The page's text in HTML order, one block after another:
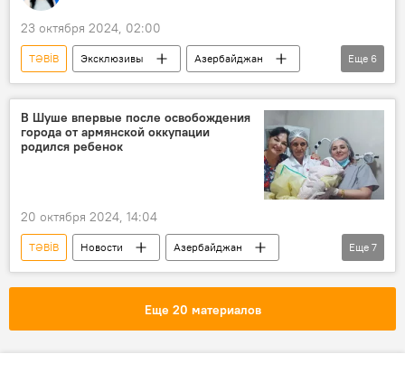
23 октября 2024, 02:00
TƏBİB Эксклюзивы
Азербайджан
Общество
снос домов
снос зданий
Баку
Ясамальский район
Пострадавшие
Еще 6
В Шуше впервые после освобождения
города от армянской оккупации
родился ребенок
20 октября 2024, 14:04
TƏBİB Новости
Азербайджан
Карабах
Шуша
Роды
Мать
Институт акушерства и гинекологии
Еще 7
Еще 20 материалов